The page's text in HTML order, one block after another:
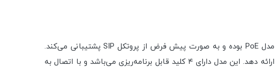
یکی از تلفن‌های تحت شبکه VoIP شرکت سیسکو است. این مدل PoE بوده و به صورت پیش فرض از پروتکل SIP پشتیبانی می‌کند.
این مدل با پشتیبانی از کدک صوتی G.711a ,G.711u ,G.722 ,G.729a ,iLBC می‌تواند صدایی شفاف و با کیفیت HD را ارائه دهد. این مدل دارای ۴ کلید قابل برنامه‌ریزی می‌باشد و با اتصال به